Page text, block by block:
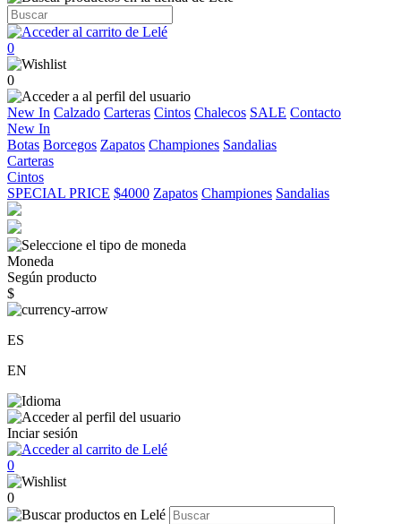
0
0
New In Calzado Carteras Cintos Chalecos SALE Contacto
New In
Botas Borcegos Zapatos Championes Sandalias
Carteras
Cintos
SPECIAL PRICE $4000 Zapatos Championes Sandalias
Moneda
Según producto
$
ES
EN
Inciar sesión
0
0